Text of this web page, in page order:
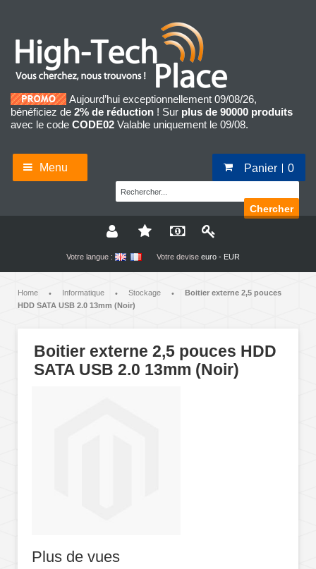
Aujourd’hui exceptionnellement 09/08/26,
bénéficiez de 2% de réduction ! Sur plus de 90000 produits
avec le code CODE02 Valable uniquement le 09/08.
Menu Panier 0
Chercher
Votre langue : Votre devise euro - EUR
Home • Informatique • Stockage •
Boitier externe 2,5 pouces
HDD SATA USB 2.0 13mm (Noir)
Boitier externe 2,5 pouces HDD
SATA USB 2.0 13mm (Noir)
Plus de vues